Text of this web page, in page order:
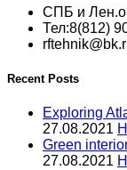
СПБ и
Тел:8(812)
Recent Posts
Exploring
27.08.2021
Green
27.08.2021